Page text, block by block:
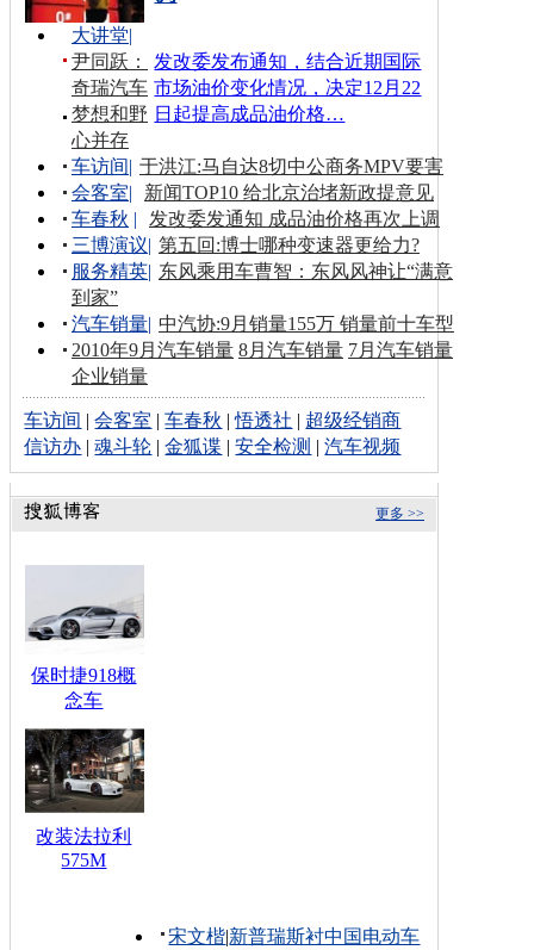
发改委发布通知，结合近期国际
市场油价变化情况，决定12月22
日起提高成品油价格…
大讲堂|
尹同跃：
奇瑞汽车
梦想和野
心并存
车访间| 于洪江:马自达8切中公商务MPV要害
会客室|
新闻TOP10 给北京治堵新政提意见
车春秋 |
发改委发通知 成品油价格再次上调
三博演议| 第五回:博士哪种变速器更给力?
服务精英| 东风乘用车曹智：东风风神让“满意
到家”
汽车销量| 中汽协:9月销量155万 销量前十车型
2010年9月汽车销量 8月汽车销量 7月汽车销量
企业销量
车访间 |会客室 |车春秋 |悟透社 | 超级经销商
信访办 |魂斗轮 |金狐谍 |安全检测 |汽车视频
更多 >>
保时捷918概
念车
改装法拉利
575M
宋文楷|新普瑞斯衬中国电动车